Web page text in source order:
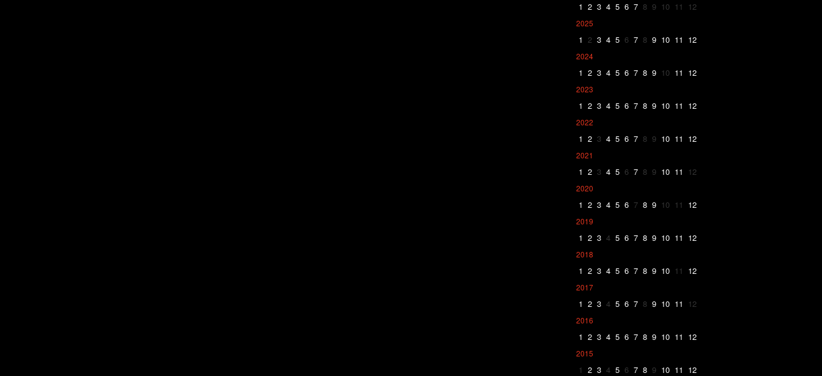
1 2 3 4 5 6 7 8 9 10 11 12
2025
1 2 3 4 5 6 7 8 9 10 11 12
2024
1 2 3 4 5 6 7 8 9 10 11 12
2023
1 2 3 4 5 6 7 8 9 10 11 12
2022
1 2 3 4 5 6 7 8 9 10 11 12
2021
1 2 3 4 5 6 7 8 9 10 11 12
2020
1 2 3 4 5 6 7 8 9 10 11 12
2019
1 2 3 4 5 6 7 8 9 10 11 12
2018
1 2 3 4 5 6 7 8 9 10 11 12
2017
1 2 3 4 5 6 7 8 9 10 11 12
2016
1 2 3 4 5 6 7 8 9 10 11 12
2015
1 2 3 4 5 6 7 8 9 10 11 12